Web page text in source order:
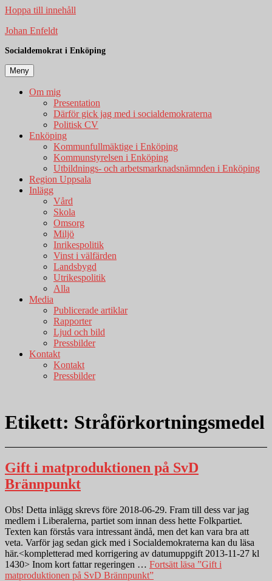
Hoppa till innehåll
Johan Enfeldt
Socialdemokrat i Enköping
Meny
Om mig
Presentation
Därför gick jag med i socialdemokraterna
Politisk CV
Enköping
Kommunfullmäktige i Enköping
Kommunstyrelsen i Enköping
Utbildnings- och arbetsmarknadsnämnden i Enköping
Region Uppsala
Inlägg
Vård
Skola
Omsorg
Miljö
Inrikespolitik
Vinst i välfärden
Landsbygd
Utrikespolitik
Alla
Media
Publicerade artiklar
Rapporter
Ljud och bild
Pressbilder
Kontakt
Kontakt
Pressbilder
Etikett: Stråförkortningsmedel
Gift i matproduktionen på SvD
Brännpunkt
Obs! Detta inlägg skrevs före 2018-06-29. Fram till dess var jag
medlem i Liberalerna, partiet som innan dess hette Folkpartiet.
Texten kan förstås vara intressant ändå, men det kan vara bra att
veta. Varför jag sedan gick med i Socialdemokraterna kan du läsa
här.<kompletterad med korrigering av datumuppgift 2013-11-27 kl
1430> Inom kort fattar regeringen … Fortsätt läsa ”Gift i
matproduktionen på SvD Brännpunkt”